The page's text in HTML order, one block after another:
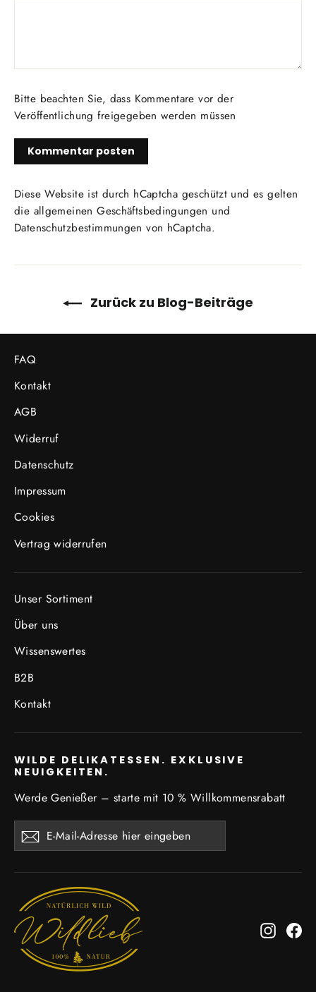
Bitte beachten Sie, dass Kommentare vor der
Veröffentlichung freigegeben werden müssen
Diese Website ist durch hCaptcha geschützt und es gelten
die allgemeinen Geschäftsbedingungen und
Datenschutzbestimmungen von hCaptcha.
Zurück zu Blog-Beiträge
FAQ
Kontakt
AGB
Widerruf
Datenschutz
Impressum
Cookies
Vertrag widerrufen
Unser Sortiment
Über uns
Wissenswertes
B2B
Kontakt
WILDE DELIKATESSEN. EXKLUSIVE
NEUIGKEITEN.
Werde Genießer – starte mit 10 % Willkommensrabatt
E-
Mail-
hier
eingeben
Abonnieren